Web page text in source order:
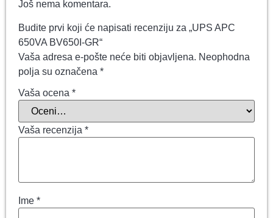
Još nema komentara.
Budite prvi koji će napisati recenziju za „UPS APC
650VA BV650I-GR“
Vaša adresa e-pošte neće biti objavljena. Neophodna
polja su označena *
Vaša ocena *
Vaša recenzija *
Ime *